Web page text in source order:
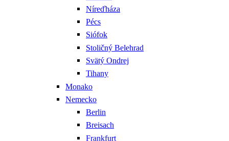
Níreďháza
Pécs
Siófok
Stoličný Belehrad
Svätý Ondrej
Tihany
Monako
Nemecko
Berlin
Breisach
Frankfurt